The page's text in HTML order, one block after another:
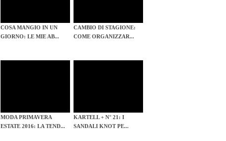
COSA MANGIO IN UN
GIORNO: LE MIE AB...
CAMBIO DI STAGIONE:
COME ORGANIZZAR...
MODA PRIMAVERA
ESTATE 2016: LA TEND...
KARTELL + N° 21: I
SANDALI KNOT PE...